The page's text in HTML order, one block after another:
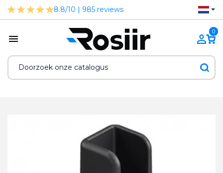
8.8/10 | 985 reviews
0